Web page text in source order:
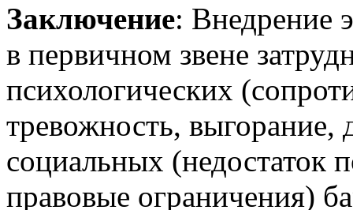
Заключение: Внедрение
в первичном звене
психологических
тревожность,
социальных (недостаток
правовые ограничения)